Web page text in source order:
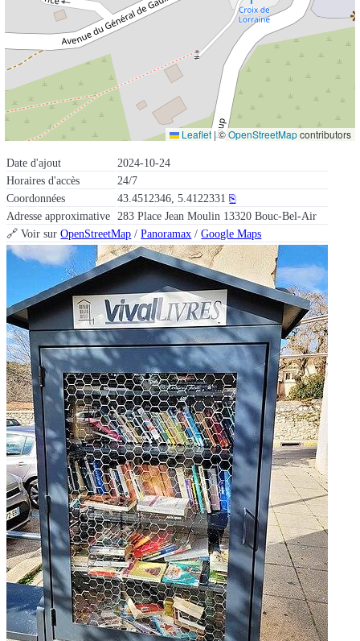
Date d'ajout
2024-10-24
Horaires d'accès
24/7
Coordonnées
43.4512346, 5.4122331 ⎘
Adresse approximative 283 Place Jean Moulin 13320 Bouc-Bel-Air
🔗 Voir surOpenStreetMap /Panoramax /Google Maps
Leaflet |©OpenStreetMapcontributors